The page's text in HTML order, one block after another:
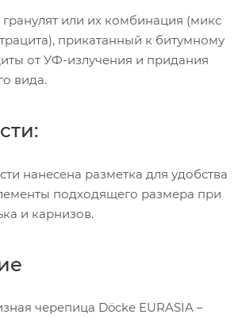
гранулят или их комбинация (микс
прикатанный к битумному
от УФ-излучения и придания
вида.
нанесена разметка для удобства
подходящего размера при
и карнизов.
черепица Döcke EURASIA –